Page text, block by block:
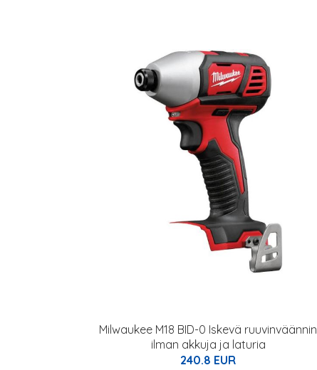
Milwaukee M18 BID-0 Iskevä ruuvinväännin
ilman akkuja ja laturia
240.8 EUR